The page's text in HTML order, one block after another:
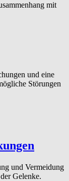
mit
und eine
Störungen
und Vermeidung
Gelenke.